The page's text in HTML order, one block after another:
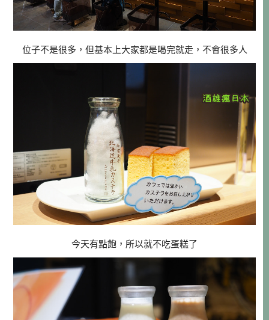
位子不是很多，但基本上大家都是喝完就走，不會很多人
今天有點飽，所以就不吃蛋糕了